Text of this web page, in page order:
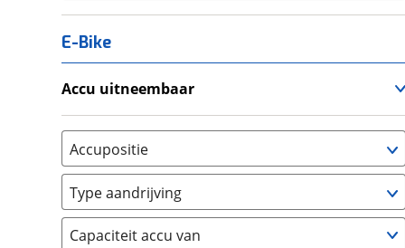
E-Bike
Accu uitneembaar
Nee, vast (0)
Accupositie
Bagagedrager (0)
Frame (0 )
Vloer (0
Type aandrijving
Achterwiel (0)
Capaciteit accu van